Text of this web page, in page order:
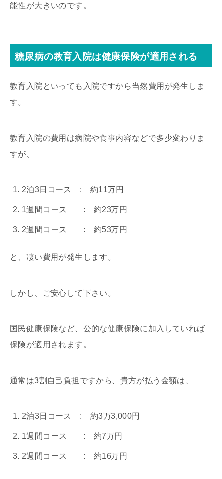
能性が大きいのです。
糖尿病の教育入院は健康保険が適用される
教育入院といっても入院ですから当然費用が発生しま
す。
教育入院の費用は病院や食事内容などで多少変わりま
すが、
2泊3日コース : 約11万円
1週間コース : 約23万円
2週間コース : 約53万円
と、凄い費用が発生します。
しかし、ご安心して下さい。
国民健康保険など、公的な健康保険に加入していれば
保険が適用されます。
通常は3割自己負担ですから、貴方が払う金額は、
2泊3日コース : 約3万3,000円
1週間コース : 約7万円
2週間コース : 約16万円